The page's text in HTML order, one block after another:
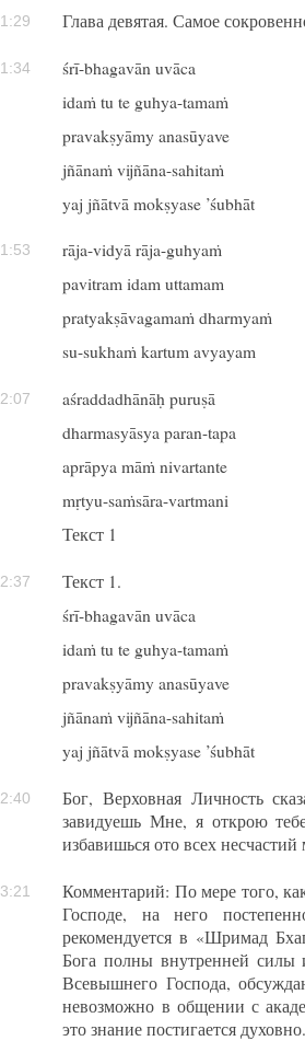
Глава девятая. Самое
śrī-bhagavān uvāca
idaṁ tu te guhya-tamaṁ
pravakṣyāmy anasūyave
jñānaṁ vijñāna-sahitaṁ
yaj jñātvā mokṣyase ’śubhāt
rāja-vidyā rāja-guhyaṁ
pavitram idam uttamam
pratyakṣāvagamaṁ dharmyaṁ
su-sukhaṁ kartum avyayam
aśraddadhānāḥ puruṣā
dharmasyāsya paran-tapa
aprāpya māṁ nivartante
mṛtyu-saṁsāra-vartmani
Текст 1
Текст 1.
śrī-bhagavān uvāca
idaṁ tu te guhya-tamaṁ
pravakṣyāmy anasūyave
jñānaṁ vijñāna-sahitaṁ
yaj jñātvā mokṣyase ’śubhāt
Бог, Верховная Личность
завидуешь Мне, я открою
избавишься ото всех
Комментарий: По мере того,
Господе, на него
рекомендуется в «Шримад
Бога полны внутренней силы
Всевышнего Господа,
невозможно в общении с
это знание постигается духовно.